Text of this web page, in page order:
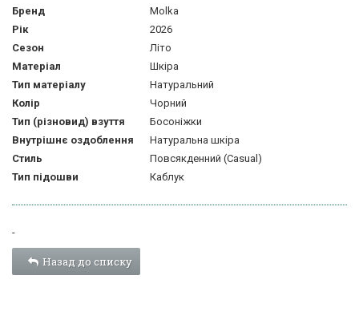
Бренд
Molka
Рік
2026
Сезон
Літо
Матеріал
Шкіра
Тип матеріалу
Натуральний
Колір
Чорний
Тип (різновид) взуття
Босоніжки
Внутрішнє оздоблення
Натуральна шкіра
Стиль
Повсякденний (Casual)
Тип підошви
Каблук
-
Назад до списку